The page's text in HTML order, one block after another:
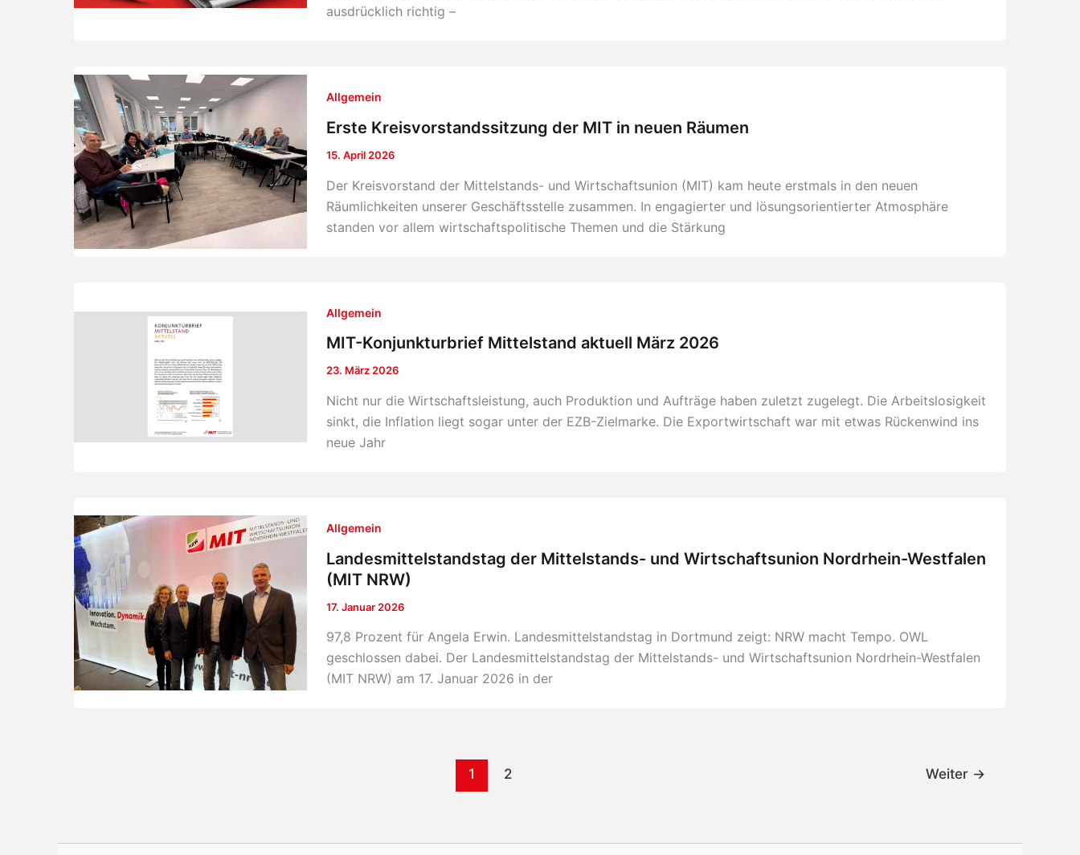
ausdrücklich richtig –
Allgemein
Erste Kreisvorstandssitzung der MIT in neuen Räumen
15. April 2026
Der Kreisvorstand der Mittelstands- und Wirtschaftsunion (MIT) kam heute erstmals in den neuen
Räumlichkeiten unserer Geschäftsstelle zusammen. In engagierter und lösungsorientierter Atmosphäre
standen vor allem wirtschaftspolitische Themen und die Stärkung
Allgemein
MIT-Konjunkturbrief Mittelstand aktuell März 2026
23. März 2026
Nicht nur die Wirtschaftsleistung, auch Produktion und Aufträge haben zuletzt zugelegt. Die Arbeitslosigkeit
sinkt, die Inflation liegt sogar unter der EZB-Zielmarke. Die Exportwirtschaft war mit etwas Rückenwind ins
neue Jahr
Allgemein
Landesmittelstandstag der Mittelstands- und Wirtschaftsunion Nordrhein-Westfalen
(MIT NRW)
17. Januar 2026
97,8 Prozent für Angela Erwin. Landesmittelstandstag in Dortmund zeigt: NRW macht Tempo. OWL
geschlossen dabei. Der Landesmittelstandstag der Mittelstands- und Wirtschaftsunion Nordrhein-Westfalen
(MIT NRW) am 17. Januar 2026 in der
1 2 Weiter →